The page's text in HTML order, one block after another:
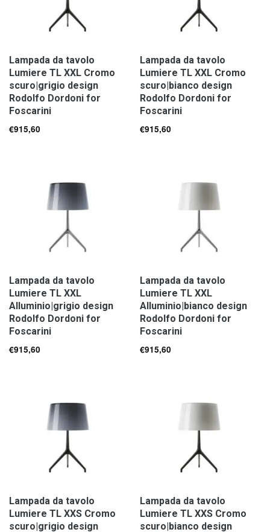
Lampada da tavolo
Lumiere TL XXL Cromo
scuro|grigio design
Rodolfo Dordoni for
Foscarini
€915,60
Lampada da tavolo
Lumiere TL XXL Cromo
scuro|bianco design
Rodolfo Dordoni for
Foscarini
€915,60
Lampada da tavolo
Lumiere TL XXL
Alluminio|grigio design
Rodolfo Dordoni for
Foscarini
€915,60
Lampada da tavolo
Lumiere TL XXL
Alluminio|bianco design
Rodolfo Dordoni for
Foscarini
€915,60
Lampada da tavolo
Lumiere TL XXS Cromo
scuro|grigio design
Lampada da tavolo
Lumiere TL XXS Cromo
scuro|bianco design